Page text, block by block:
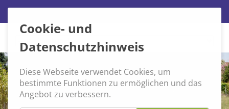
überspringen
Cookie- und
Datenschutzhinweis
Diese Webseite verwendet Cookies, um
bestimmte Funktionen zu ermöglichen und das
Angebot zu verbessern.